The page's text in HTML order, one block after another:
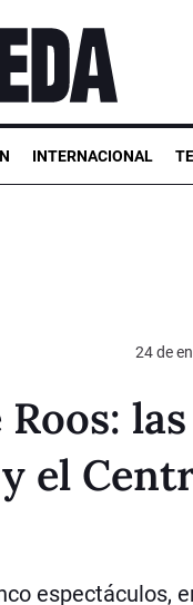
INTERNACIONAL
24 de
las
el
espectáculos,